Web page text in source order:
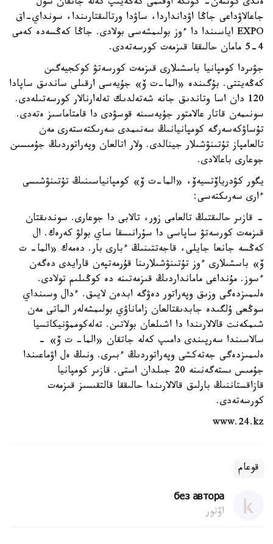
ەندى كۇننەن- كۇنگە اۋقىمى كەڭەيىپ كەلە جاتقان سول
جاعالاۋداعى جاڭا اۋدانداردا، ساۋدا ورتالىقتارىندا، سونداي-اق
EXPO اياسىندا دا ءوز بولىمشەسى بولادى. جاڭا كەڭسەدە كەمى
4-5 مامان حالىققا قىزمەت كورسەتەدى.
جۋىردا كومپانيا باسشىلارى قىزمەت كورسەتۋ كوكجيەگىن
كەڭەيتتى. بۇگىندە «الما-ت ۆ» جۇيەسى ارقىلى ساندىق ساپادا
120 دان اسا وتاندىق جانە شەتەلدىك تەلەارنالار كورسەتىلەدى.
سونىمەن قاتار عالامتور جۇيەسىنە قوسۋدى دا قامتاماسىز ەتەدى.
تۇساۋكەسەرگە كومپانيانىڭ سەنىمدى سەرىكتەستەرى مەن
تالعامپاز تۇتىنۋشىلار جينالدى. ولار اتالعان وپەراتوردىڭ جۇمىسىن
جوعارى باعالادى.
يگور كۋدرياۆتسيەۆ، «الما-ت ۆ» كومپانياسىنىڭ تۇتىنۋشىسى
ءارى سەرىكتەسى:
- قازىر حالىقتىڭ تالعامى زور، تالابى دا جوعارى. سوندىقتان
قىزمەت كورسەتۋ ساپاسى دا سۇرانىسقا ساي بولۋ كەرەك. ال
كەڭسە جانعا جايلى، قاجەتتىنىڭ ءبارى بار. دەمەك «الما- ت
ۆ» باسشىلارى ءوز تۇتىنۋشىلارىنا قۇرمەتپەن قارايدى دەگەن
ءسوز. مۇنداعى مامانداردىڭ قىزمەتىنە دە كوڭىلىم تولادى.
ەلىمىزدەگى وزىق وپەراتور دەۋگە ابدەن لايىق. ءدال وسىنداي
سوڭعى ۇلگىدە جابدىقتالعان زاماناۋي بولىمشەلەر الماتى مەن
شىمكەنت قالالارىندا دا اشىلعان بولاتىن. تەلەكوممۋنيكاتسيا
سالاسىندا سەرپىندى دامىپ كەلە جاتقان «الما- ت ۆ» -
ەلىمىزدەگى جەتەكشى وپەراتوردىڭ ءبىرى. ونىڭ ەل اۋماعىندا
جۇمىس ىستەگەنىنە 20 جىلدان استى. قازىر كومپانيا
قازاقستاننىڭ بارلىق قالالارىندا حالىققا قالتقىسىز قىزمەت
كورسەتەدى.
www.24.kz
قوعام
без автора
اۆتور